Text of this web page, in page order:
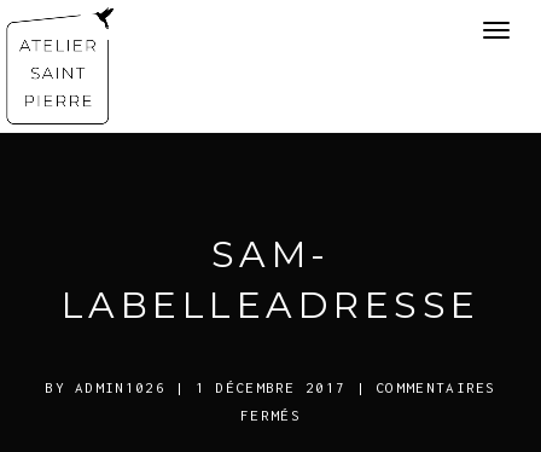
SAM-
LABELLEADRESSE
BYADMIN1026 | 1 DÉCEMBRE 2017 | COMMENTAIRES
FERMÉS